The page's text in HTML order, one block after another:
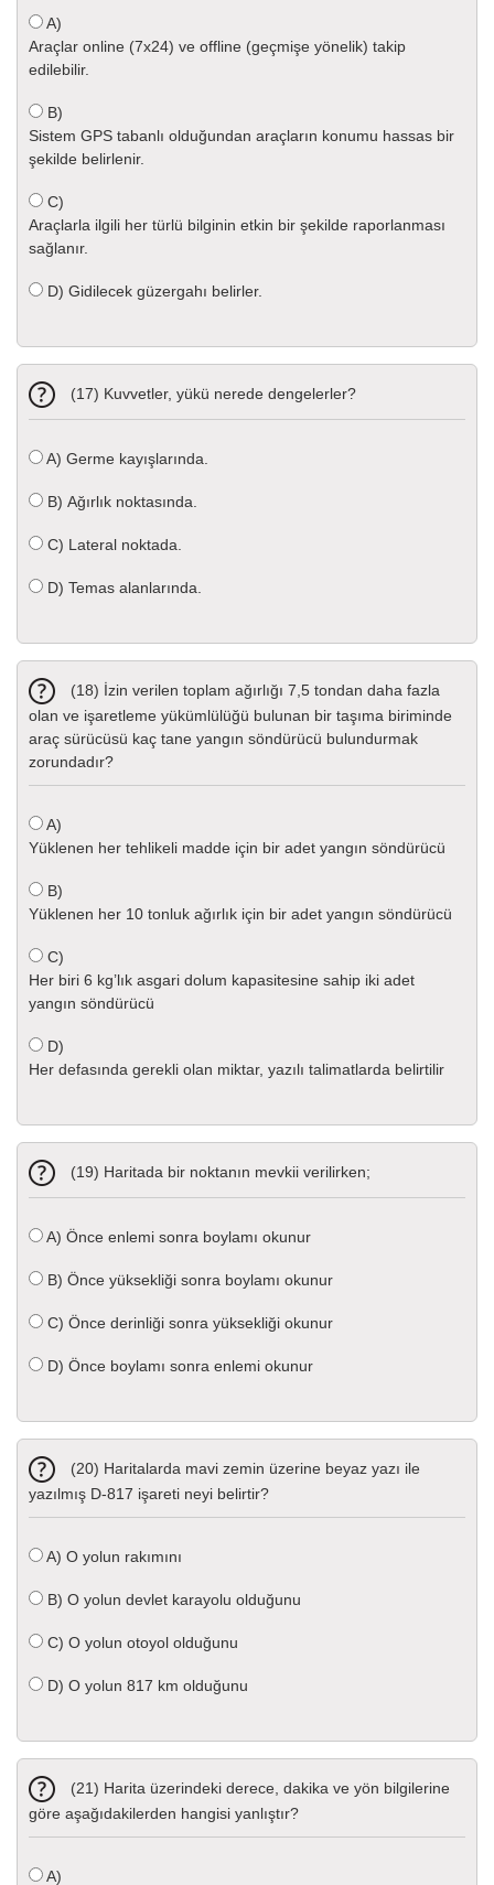
A)
Araçlar online (7x24) ve offline (geçmişe yönelik) takip
edilebilir.
B)
Sistem GPS tabanlı olduğundan araçların konumu hassas bir
şekilde belirlenir.
C)
Araçlarla ilgili her türlü bilginin etkin bir şekilde raporlanması
sağlanır.
D) Gidilecek güzergahı belirler.
(17) Kuvvetler, yükü nerede dengelerler?
A) Germe kayışlarında.
B) Ağırlık noktasında.
C) Lateral noktada.
D) Temas alanlarında.
(18) İzin verilen toplam ağırlığı 7,5 tondan daha fazla
olan ve işaretleme yükümlülüğü bulunan bir taşıma biriminde
araç sürücüsü kaç tane yangın söndürücü bulundurmak
zorundadır?
A)
Yüklenen her tehlikeli madde için bir adet yangın söndürücü
B)
Yüklenen her 10 tonluk ağırlık için bir adet yangın söndürücü
C)
Her biri 6 kg’lık asgari dolum kapasitesine sahip iki adet
yangın söndürücü
D)
Her defasında gerekli olan miktar, yazılı talimatlarda belirtilir
(19) Haritada bir noktanın mevkii verilirken;
A) Önce enlemi sonra boylamı okunur
B) Önce yüksekliği sonra boylamı okunur
C) Önce derinliği sonra yüksekliği okunur
D) Önce boylamı sonra enlemi okunur
(20) Haritalarda mavi zemin üzerine beyaz yazı ile
yazılmış D-817 işareti neyi belirtir?
A) O yolun rakımını
B) O yolun devlet karayolu olduğunu
C) O yolun otoyol olduğunu
D) O yolun 817 km olduğunu
(21) Harita üzerindeki derece, dakika ve yön bilgilerine
göre aşağıdakilerden hangisi yanlıştır?
A)